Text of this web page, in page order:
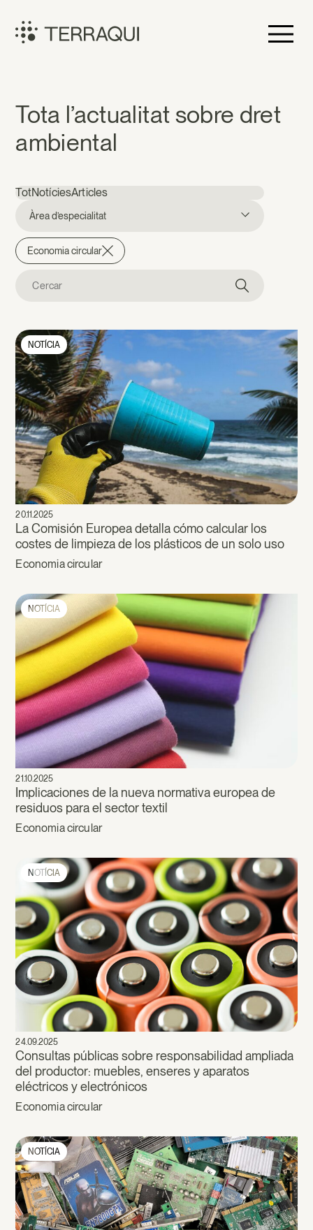
contingut
Notícies
Tota l’actualitat sobre dret
ambiental
TotNotíciesArticles
Àrea d’especialitat
Economia circular
NOTÍCIA
20.11.2025
La Comisión Europea detalla cómo calcular los
costes de limpieza de los plásticos de un solo uso
Economia circular
NOTÍCIA
21.10.2025
Implicaciones de la nueva normativa europea de
residuos para el sector textil
Economia circular
NOTÍCIA
24.09.2025
Consultas públicas sobre responsabilidad ampliada
del productor: muebles, enseres y aparatos
eléctricos y electrónicos
Economia circular
NOTÍCIA